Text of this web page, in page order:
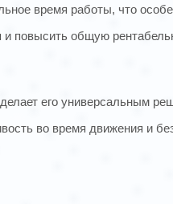
время работы, что
и повысить общую
его универсальным
во время движения и